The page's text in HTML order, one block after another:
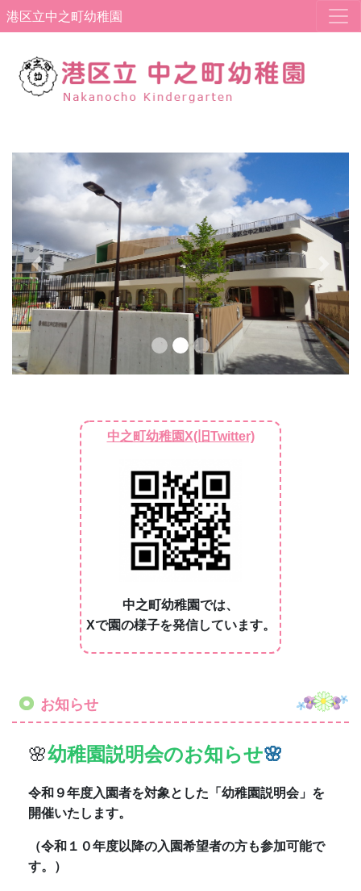
港区立中之町幼稚園
Previous
中之町幼稚園X(旧Twitter)
お知らせ
幼稚園説明会のお知らせ 🌸
令和９年度入園者を対象とした「幼稚園説明会」を
開催いたします。
（令和１０年度以降の入園希望者の方も参加可能で
しております。ポスターをご覧ください。
日 時：令和８年９月１０日（木）１０時～１１時
場 所：中之町幼稚園 ホール